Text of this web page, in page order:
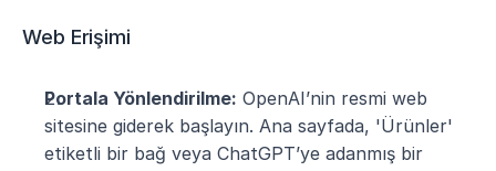
Web Erişimi
Portala Yönlendirilme: OpenAI’nin resmi web
sitesine giderek başlayın. Ana sayfada, 'Ürünler'
etiketli bir bağ veya ChatGPT’ye adanmış bir